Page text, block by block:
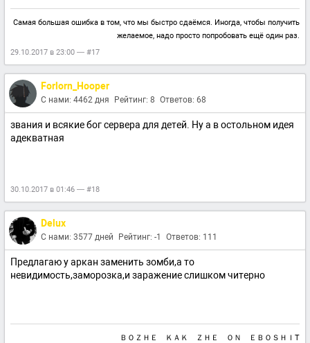
Самая большая ошибка в том, что мы быстро сдаёмся. Иногда, чтобы получить
желаемое, надо просто попробовать ещё один раз.
29.10.2017 в 23:00 — #17
Forlorn_Hooper
С нами: 4462 дня Рейтинг: 8 Ответов: 68
звания и всякие бог сервера для детей. Ну а в остольном идея
адекватная
30.10.2017 в 01:46 — #18
Delux
С нами: 3577 дней Рейтинг: -1 Ответов: 111
Предлагаю у аркан заменить зомби,а то
невидимость,заморозка,и заражение слишком читерно
ＢＯＺＨＥ ＫＡＫ ＺＨＥ ＯＮ ＥＢＯＳＨＩT